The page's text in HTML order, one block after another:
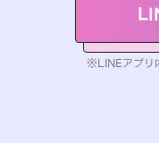
※LINEアプリ